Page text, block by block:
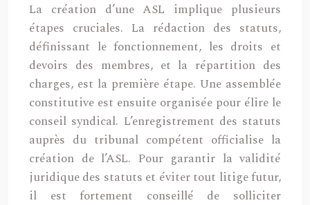
La création d’une ASL implique plusieurs
étapes cruciales. La rédaction des statuts,
définissant le fonctionnement, les droits et
devoirs des membres, et la répartition des
charges, est la première étape. Une assemblée
constitutive est ensuite organisée pour élire le
conseil syndical. L’enregistrement des statuts
auprès du tribunal compétent officialise la
création de l’ASL. Pour garantir la validité
juridique des statuts et éviter tout litige futur,
il est fortement conseillé de solliciter